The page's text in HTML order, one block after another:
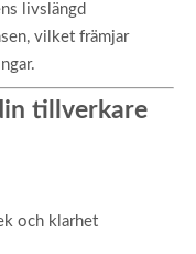
livslängd
vilket främjar
tillverkare
och klarhet